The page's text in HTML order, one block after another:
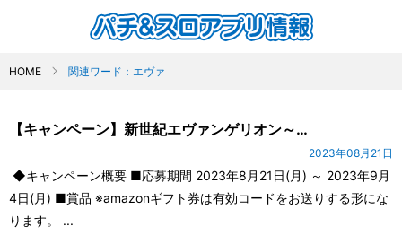
HOME 関連ワード：エヴァ
【キャンペーン】新世紀エヴァンゲリオン～…
2023年08月21日
◆キャンペーン概要 ■応募期間 2023年8月21日(月) ～ 2023年9月
4日(月) ■賞品 ※amazonギフト券は有効コードをお送りする形にな
ります。 ...